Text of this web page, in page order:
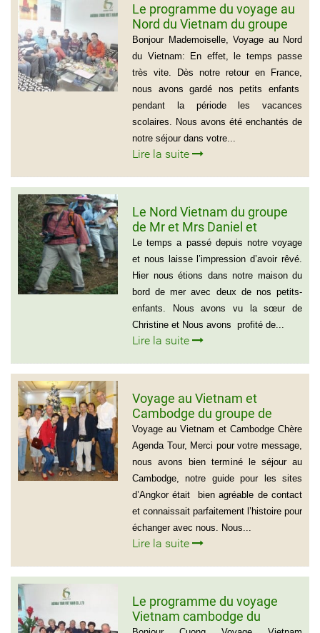
Le programme du voyage au
Nord du Vietnam du groupe
de Madame Jacqueline
MONTAGNE
Bonjour Mademoiselle, Voyage au Nord
du Vietnam: En effet, le temps passe
très vite. Dès notre retour en France,
nous avons gardé nos petits enfants
pendant la période les vacances
scolaires. Nous avons été enchantés de
notre séjour dans votre...
Lire la suite
Le Nord Vietnam du groupe
de Mr et Mrs Daniel et
Christine
Le temps a passé depuis notre voyage
et nous laisse l’impression d’avoir rêvé.
Hier nous étions dans notre maison du
bord de mer avec deux de nos petits-
enfants. Nous avons vu la sœur de
Christine et Nous avons profité de...
Lire la suite
Voyage au Vietnam et
Cambodge du groupe de
madame Josette et Michel
GUILLON ( 6 personnes) 37
jours
Voyage au Vietnam et Cambodge Chère
Agenda Tour, Merci pour votre message,
nous avons bien terminé le séjour au
Cambodge, notre guide pour les sites
d’Angkor était bien agréable de contact
et connaissait parfaitement l’histoire pour
échanger avec nous. Nous...
Lire la suite
Le programme du voyage
Vietnam cambodge du